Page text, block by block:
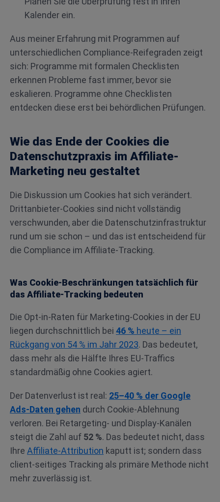
Kalender ein.
Aus meiner Erfahrung mit Programmen auf
unterschiedlichen Compliance-Reifegraden zeigt
sich: Programme mit formalen Checklisten
erkennen Probleme fast immer, bevor sie
eskalieren. Programme ohne Checklisten
entdecken diese erst bei behördlichen Prüfungen.
Wie das Ende der Cookies die
Datenschutzpraxis im Affiliate-
Marketing neu gestaltet
Die Diskussion um Cookies hat sich verändert.
Drittanbieter-Cookies sind nicht vollständig
verschwunden, aber die Datenschutzinfrastruktur
rund um sie schon – und das ist entscheidend für
die Compliance im Affiliate-Tracking.
Was Cookie-Beschränkungen tatsächlich für
das Affiliate-Tracking bedeuten
Die Opt-in-Raten für Marketing-Cookies in der EU
liegen durchschnittlich bei 46 % heute – ein
Rückgang von 54 % im Jahr 2023. Das bedeutet,
dass mehr als die Hälfte Ihres EU-Traffics
standardmäßig ohne Cookies agiert.
Der Datenverlust ist real: 25–40 % der Google
Ads-Daten gehen durch Cookie-Ablehnung
verloren. Bei Retargeting- und Display-Kanälen
steigt die Zahl auf 52 %. Das bedeutet nicht, dass
Ihre Affiliate-Attribution kaputt ist; sondern dass
client-seitiges Tracking als primäre Methode nicht
mehr zuverlässig ist.